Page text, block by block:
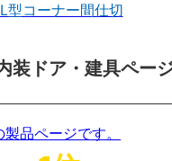
L型コーナー間仕切
装ドア・建具ペー